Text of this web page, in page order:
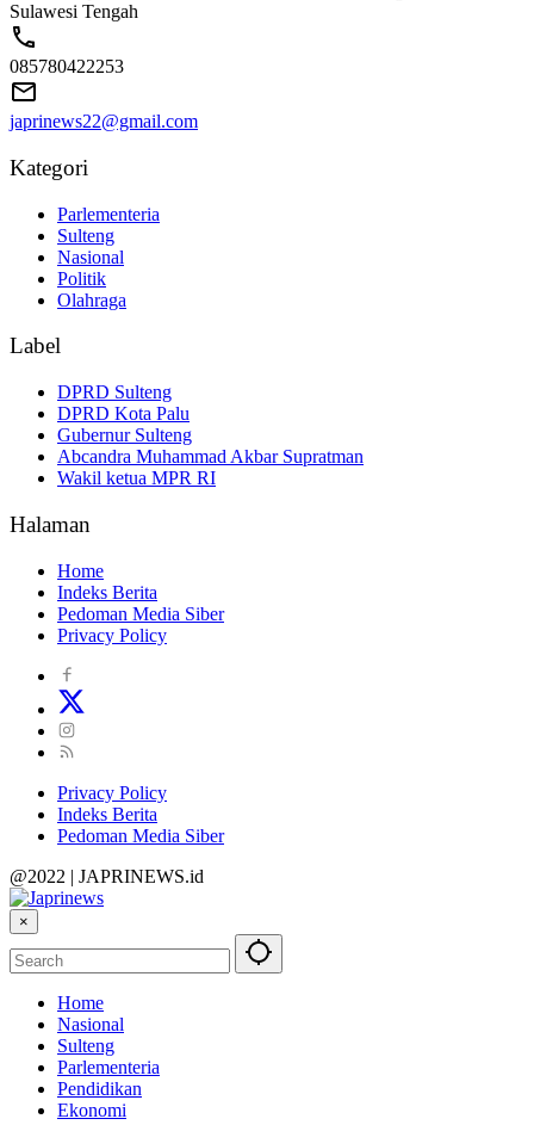
Sulawesi Tengah
085780422253
japrinews22@gmail.com
Kategori
Parlementeria
Sulteng
Nasional
Politik
Olahraga
Label
DPRD Sulteng
DPRD Kota Palu
Gubernur Sulteng
Abcandra Muhammad Akbar Supratman
Wakil ketua MPR RI
Halaman
Home
Indeks Berita
Pedoman Media Siber
Privacy Policy
Privacy Policy
Indeks Berita
Pedoman Media Siber
@2022 | JAPRINEWS.id
×
Home
Nasional
Sulteng
Parlementeria
Pendidikan
Ekonomi